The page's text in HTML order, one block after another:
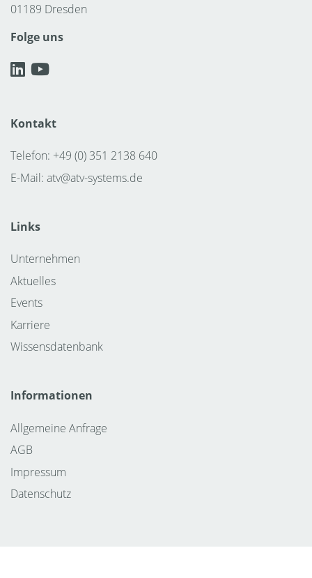
01189 Dresden
Folge uns
Kontakt
Telefon: +49 (0) 351 2138 640
E-Mail: atv@atv-systems.de
Links
Unternehmen
Aktuelles
Events
Karriere
Wissensdatenbank
Informationen
Allgemeine Anfrage
AGB
Impressum
Datenschutz